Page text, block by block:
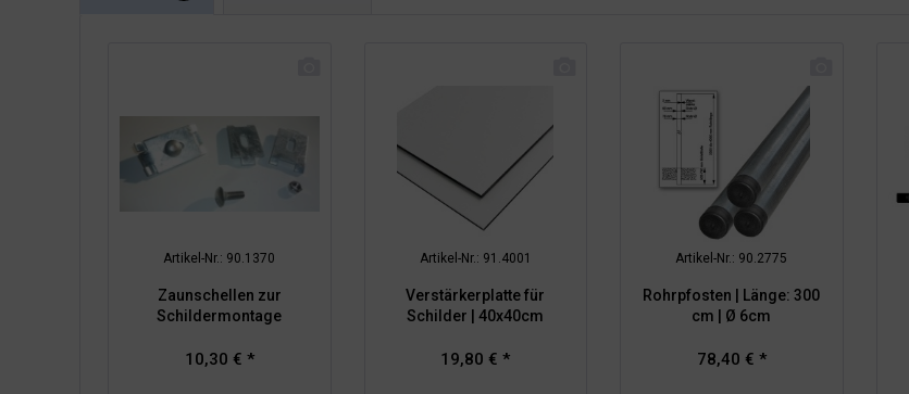
Artikel-Nr.: 90.1370
Zaunschellen zur
Schildermontage
10,30 € *
Artikel-Nr.: 91.4001
Verstärkerplatte für
Schilder | 40x40cm
19,80 € *
Artikel-Nr.: 90.2775
Rohrpfosten | Länge: 300
cm | Ø 6cm
78,40 € *